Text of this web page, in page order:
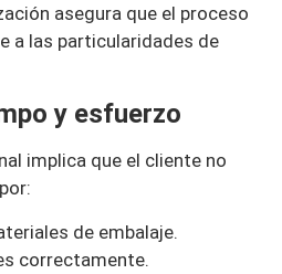
asegura que el proceso
a las particularidades de
y esfuerzo
implica que el cliente no
de embalaje.
correctamente.